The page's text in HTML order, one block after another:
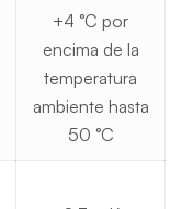
+4 °C por
encima de la
temperatura
ambiente hasta
50 °C